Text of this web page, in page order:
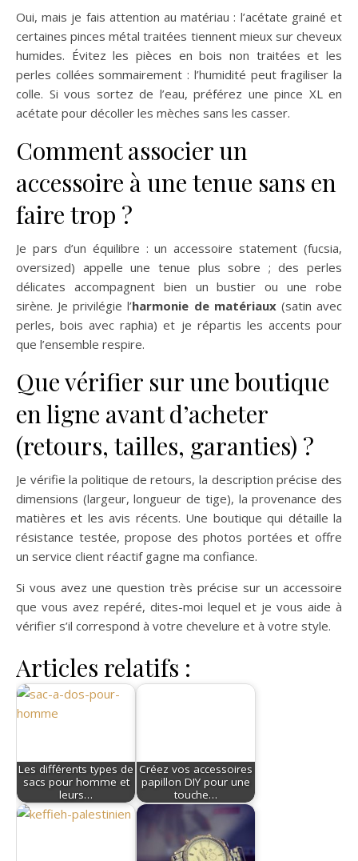
Oui, mais je fais attention au matériau : l’acétate grainé et
certaines pinces métal traitées tiennent mieux sur cheveux
humides. Évitez les pièces en bois non traitées et les
perles collées sommairement : l’humidité peut fragiliser la
colle. Si vous sortez de l’eau, préférez une pince XL en
acétate pour décoller les mèches sans les casser.
Comment associer un
accessoire à une tenue sans en
faire trop ?
Je pars d’un équilibre : un accessoire statement (fucsia,
oversized) appelle une tenue plus sobre ; des perles
délicates accompagnent bien un bustier ou une robe
sirène. Je privilégie l’harmonie de matériaux(satin avec
perles, bois avec raphia) et je répartis les accents pour
que l’ensemble respire.
Que vérifier sur une boutique
en ligne avant d’acheter
(retours, tailles, garanties) ?
Je vérifie la politique de retours, la description précise des
dimensions (largeur, longueur de tige), la provenance des
matières et les avis récents. Une boutique qui détaille la
résistance testée, propose des photos portées et offre
un service client réactif gagne ma confiance.
Si vous avez une question très précise sur un accessoire
que vous avez repéré, dites-moi lequel et je vous aide à
vérifier s’il correspond à votre chevelure et à votre style.
Articles relatifs :
Les différents types de
sacs pour homme et
leurs…
Créez vos accessoires
papillon DIY pour une
touche…